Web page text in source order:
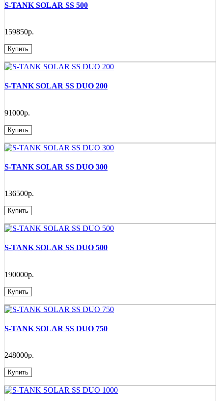
S-TANK SOLAR SS 500
159850р.
Купить
S-TANK SOLAR SS DUO 200
91000р.
Купить
S-TANK SOLAR SS DUO 300
136500р.
Купить
S-TANK SOLAR SS DUO 500
190000р.
Купить
S-TANK SOLAR SS DUO 750
248000р.
Купить